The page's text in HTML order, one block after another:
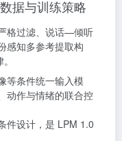
据与训练策略
格过滤、说话—倾听
感知多参考提取构
等条件统一输入模
动作与情绪的联合控
件设计，是 LPM 1.0